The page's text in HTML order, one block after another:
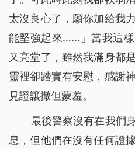
太沒良心了，願你加給我
能堅強起來……」當我這
又亮堂了，雖然我滿身都
靈裡卻踏實有安慰，感謝
見證讓撒但蒙羞。
最後警察沒有在我們
息，但他們在沒有任何證